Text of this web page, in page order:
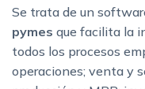
Se trata de un
pymes que facilita la
todos los procesos
operaciones; venta y